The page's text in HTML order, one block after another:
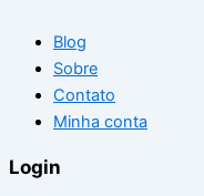
Blog
Sobre
Contato
Minha conta
Login